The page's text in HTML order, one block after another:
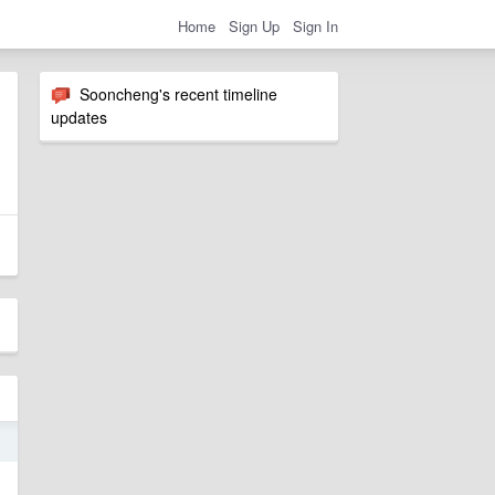
Home Sign Up Sign In
Sooncheng's recent timeline
updates